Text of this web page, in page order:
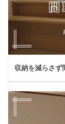
収納を減らさず